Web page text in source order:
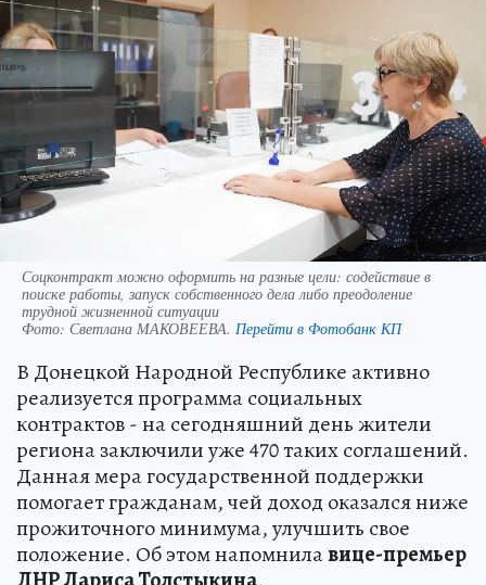
Соцконтракт можно оформить на разные цели: содействие в
поиске работы, запуск собственного дела либо преодоление
трудной жизненной ситуации
Фото: Светлана МАКОВЕЕВА. Перейти в Фотобанк КП
В Донецкой Народной Республике активно
реализуется программа социальных
контрактов - на сегодняшний день жители
региона заключили уже 470 таких соглашений.
Данная мера государственной поддержки
помогает гражданам, чей доход оказался ниже
прожиточного минимума, улучшить свое
положение. Об этом напомнилавице-премьер